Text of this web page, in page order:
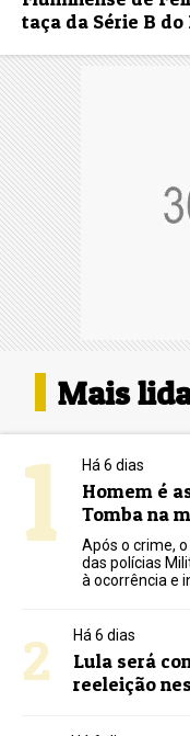
taça da Série B do
Mais
1 Há 6 dias
Homem é
Tomba na
Após o crime,
das polícias
à ocorrência e
2 Há 6 dias
Lula será
reeleição